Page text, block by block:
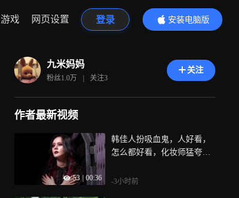
游戏 网页设置 登录
安装电脑版
内容更精彩
九米妈妈
粉丝1.0万 | 关注3
关注
作者最新视频
53 00:36
韩佳人扮吸血鬼，人好看，
怎么都好看，化妆师猛夸她
-3小时前